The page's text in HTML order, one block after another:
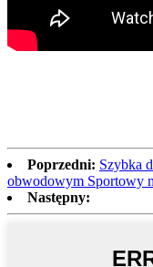
Poprzedni: Szybka
obwodowym Sportowy
Następny: